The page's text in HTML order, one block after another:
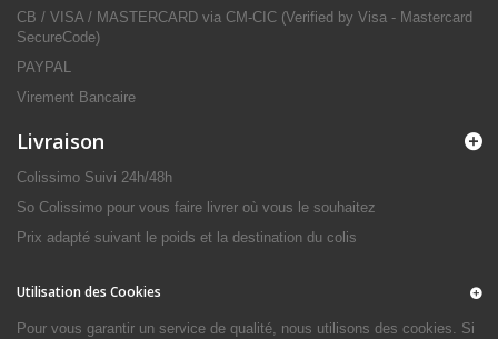
CB / VISA / MASTERCARD via CM-CIC (Verified by Visa - Mastercard
SecureCode)
PAYPAL
Virement Bancaire
Livraison
Colissimo Suivi 24h/48h
So Colissimo pour vous faire livrer où vous le souhaitez
Prix adapté suivant le poids et la destination du colis
Utilisation des Cookies
Pour vous garantir un service de qualité, nous utilisons des cookies. Si